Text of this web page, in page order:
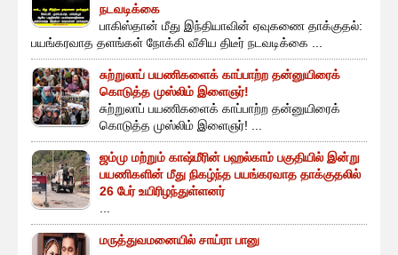
நடவடிக்கை
பாகிஸ்தான் மீது இந்தியாவின் ஏவுகணை தாக்குதல்:
பயங்கரவாத தளங்கள் நோக்கி வீசிய திடீர் நடவடிக்கை ...
சுற்றுலாப் பயணிகளைக் காப்பாற்ற தன்னுயிரைக்
கொடுத்த முஸ்லிம் இளைஞர்!
சுற்றுலாப் பயணிகளைக் காப்பாற்ற தன்னுயிரைக்
கொடுத்த முஸ்லிம் இளைஞர்! ...
ஜம்மு மற்றும் காஷ்மீரின் பஹல்காம் பகுதியில் இன்று
பயணிகளின் மீது நிகழ்ந்த பயங்கரவாத தாக்குதலில்
26 பேர் உயிரிழந்துள்ளனர்
மருத்துவமனையில் சாய்ரா பானு